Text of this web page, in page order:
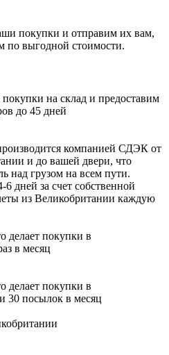
покупки и отправим их вам,
по выгодной стоимости.
на склад и предоставим
до 45 дней
компанией СДЭК от
и до вашей двери, что
над грузом на всем пути.
6 дней за счет собственной
из Великобритании каждую
делает покупки в
в месяц
делает покупки в
30 посылок в месяц